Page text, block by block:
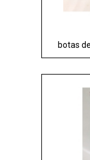
botas